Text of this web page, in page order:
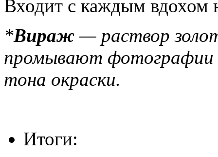
Входит с каждым вдохом
*Вираж — раствор
промывают фотографии
тона окраски.
Итоги: